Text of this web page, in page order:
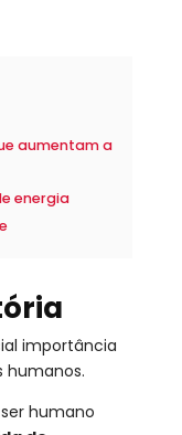
aumentam a
energia
importância
humanos.
humano